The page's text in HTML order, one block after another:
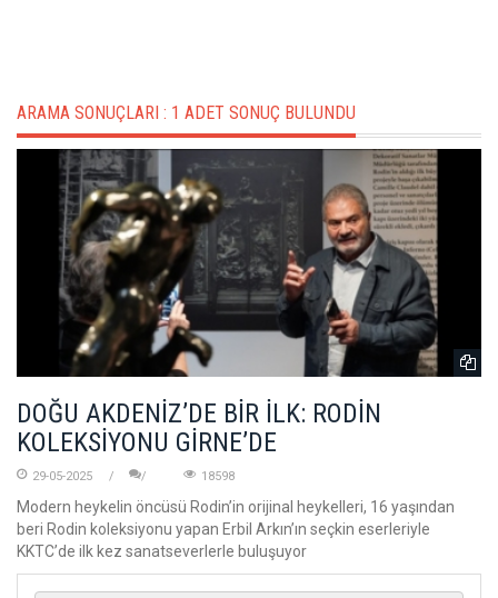
ARAMA SONUÇLARI : 1 ADET SONUÇ BULUNDU
DOĞU AKDENİZ’DE BİR İLK: RODİN
KOLEKSİYONU GİRNE’DE
29-05-2025 18598
Modern heykelin öncüsü Rodin’in orijinal heykelleri, 16 yaşından
beri Rodin koleksiyonu yapan Erbil Arkın’ın seçkin eserleriyle
KKTC’de ilk kez sanatseverlerle buluşuyor